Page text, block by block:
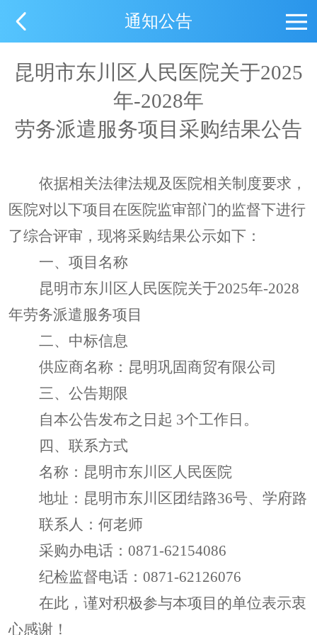
通知公告
昆明市东川区人民医院关于2025
年-2028年
劳务派遣服务项目采购结果公告
依据相关法律法规及医院相关制度要求，
医院对以下项目在医院监审部门的监督下进行
了综合评审，现将采购结果公示如下：
一、 项目名称
昆明市东川区人民医院关于2025年-2028
年劳务派遣服务项目
二、中标信息
供应商名称： 昆明巩固商贸有限公司
三、公告期限
自本公告发布之日起 3个工作日。
四、联系方式
名称： 昆明市东川区人民医院
地址： 昆明市东川区团结路36号、学府路
联系人： 何老师
采购办电话： 0871-62154086
纪检监督电话： 0871-62126076
在此，谨对积极参与本项目的单位表示衷
心感谢！